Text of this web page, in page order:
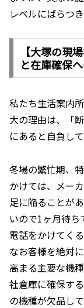
レベルにばらつ
【大塚の現
と在庫確保
私たち生活案内
大の理由は、「
にあると自負して
冬場の繁忙期、
かけては、メー
足に陥ることが
いので1ヶ月待
電話をかけてく
なお客様を絶対
高まる主要な機
社倉庫に確保す
の機種が欠品し